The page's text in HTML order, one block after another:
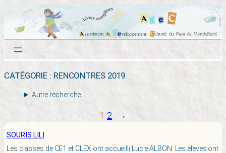
contenu
CATÉGORIE : RENCONTRES 2019
Autre recherche…
1 2 →
SOURIS LILI
Les classes de CE1 et CLEX ont accueilli Lucie ALBON. Les élèves ont